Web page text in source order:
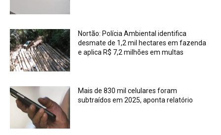
Nortão: Polícia Ambiental identifica
desmate de 1,2 mil hectares em fazenda
e aplica R$ 7,2 milhões em multas
Mais de 830 mil celulares foram
subtraídos em 2025, aponta relatório